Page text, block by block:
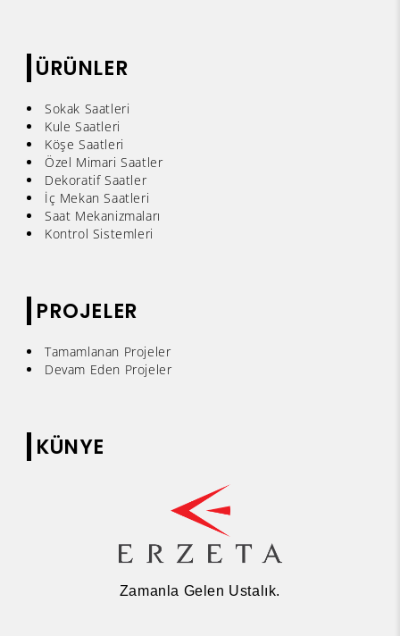
ÜRÜNLER
Sokak Saatleri
Kule Saatleri
Köşe Saatleri
Özel Mimari Saatler
Dekoratif Saatler
İç Mekan Saatleri
Saat Mekanizmaları
Kontrol Sistemleri
PROJELER
Tamamlanan Projeler
Devam Eden Projeler
KÜNYE
Zamanla Gelen Ustalık.